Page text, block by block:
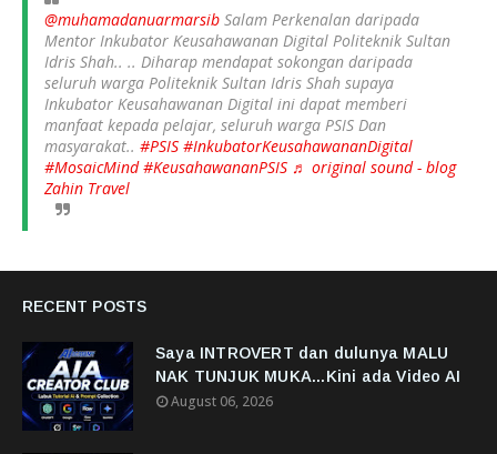
@muhamadanuarmarsib Salam Perkenalan daripada
Mentor Inkubator Keusahawanan Digital Politeknik Sultan
Idris Shah.. .. Diharap mendapat sokongan daripada
seluruh warga Politeknik Sultan Idris Shah supaya
Inkubator Keusahawanan Digital ini dapat memberi
manfaat kepada pelajar, seluruh warga PSIS Dan
masyarakat.. #PSIS #InkubatorKeusahawananDigital
#MosaicMind #KeusahawananPSIS ♬ original sound - blog
Zahin Travel
RECENT POSTS
Saya INTROVERT dan dulunya MALU
NAK TUNJUK MUKA...Kini ada Video AI
August 06, 2026